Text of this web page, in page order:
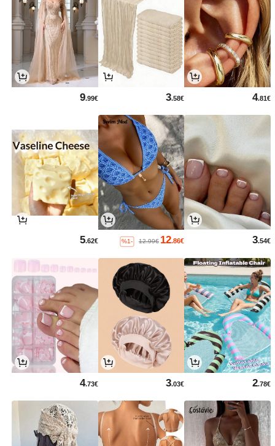
4.81€
3.58€
9.99€
3.54€
12.86€
12.99€
%1-
5.62€
2.78€
3.03€
4.73€